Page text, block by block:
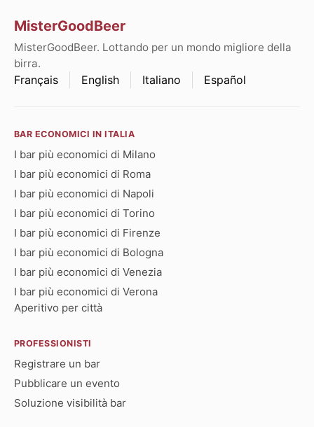
MisterGoodBeer
MisterGoodBeer. Lottando per un mondo migliore della
birra.
Français English Italiano Español
BAR ECONOMICI IN ITALIA
I bar più economici di Milano
I bar più economici di Roma
I bar più economici di Napoli
I bar più economici di Torino
I bar più economici di Firenze
I bar più economici di Bologna
I bar più economici di Venezia
I bar più economici di Verona
Aperitivo per città
PROFESSIONISTI
Registrare un bar
Pubblicare un evento
Soluzione visibilità bar